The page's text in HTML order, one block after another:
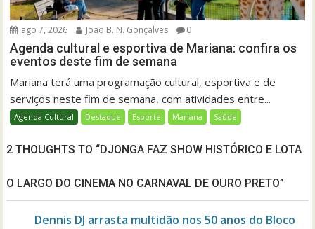
ago 7, 2026 João B. N. Gonçalves 0
Agenda cultural e esportiva de Mariana: confira os
eventos deste fim de semana
Mariana terá uma programação cultural, esportiva e de
serviços neste fim de semana, com atividades entre...
Agenda Cultural Destaque Esporte Mariana Saúde
2 THOUGHTS TO “DJONGA FAZ SHOW HISTÓRICO E LOTA
O LARGO DO CINEMA NO CARNAVAL DE OURO PRETO”
Dennis DJ arrasta multidão nos 50 anos do Bloco